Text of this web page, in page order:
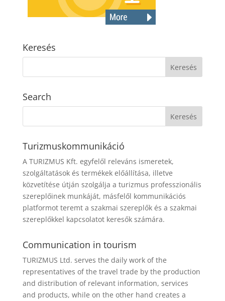
Keresés
Search
Turizmuskommunikáció
A TURIZMUS Kft. egyfelől releváns ismeretek,
szolgáltatások és termékek előállítása, illetve
közvetítése útján szolgálja a turizmus professzionális
szereplőinek munkáját, másfelől kommunikációs
platformot teremt a szakmai szereplők és a szakmai
szereplőkkel kapcsolatot keresők számára.
Communication in tourism
TURIZMUS Ltd. serves the daily work of the
representatives of the travel trade by the production
and distribution of relevant information, services
and products, while on the other hand creates a